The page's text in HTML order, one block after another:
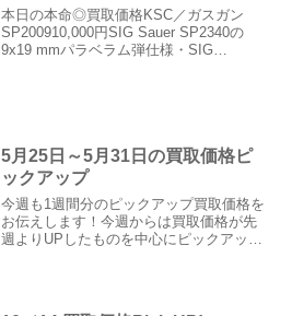
本日の本命◎買取価格KSC／ガスガン
SP200910,000円SIG Sauer SP2340の
9x19 mmパラベラム弾仕様・SIG
5月25日～5月31日の買取価格ピ
ックアップ
今週も1週間分のピックアップ買取価格を
お伝えします！今週からは買取価格が先
週よりUPしたものを中心にピックアッ